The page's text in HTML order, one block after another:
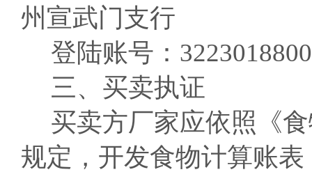
州宣武门支行
登陆账号：
三、买卖执证
买卖方厂家应依照《
规定，开发食物计算账